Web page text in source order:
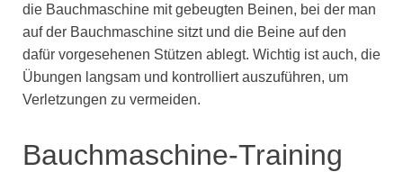
die Bauchmaschine mit gebeugten Beinen, bei der man
auf der Bauchmaschine sitzt und die Beine auf den
dafür vorgesehenen Stützen ablegt. Wichtig ist auch, die
Übungen langsam und kontrolliert auszuführen, um
Verletzungen zu vermeiden.
Bauchmaschine-Training